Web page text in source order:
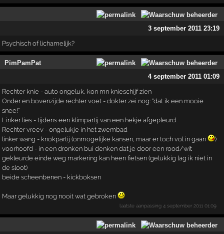
3 september 2011 23:19
Psychisch of lichamelijk?
PimPamPat
4 september 2011 01:09
Rechter knie - auto ongeluk, kon mn knieschijf zien
Onder en bovenzijde rechter voet - dokter zei nog: "dat ik een mooie
snee!"
Linker lies - tijdens een klimpartij van een hekje afgepleurd
Rechter vreev - ongelukje in het zwembad
linker wang - knokpartij (onmogelijke kansen, maar er toch vol in gaan
)
voorhoofd - in een dronken bui denken dat je door een rood/wit
gekleurde einde weg markering kan heen fietsen (gelukkig lag ik niet in
de sloot)
beide scheenbenen - kickboksen
Maar gelukkig nog nooit wat gebroken
laatste aanpassing4 september 2011 01:09